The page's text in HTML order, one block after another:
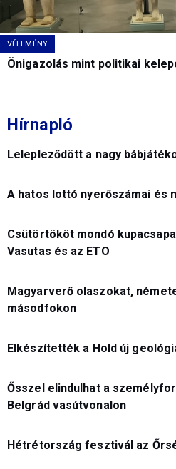
VÉLEMÉNY
Önigazolás mint politikai
Hírnapló
Lelepleződött a nagy
A hatos lottó nyerőszámai és
Csütörtököt mondó
Vasutas és az ETO
Magyarverő olaszokat,
másodfokon
Elkészítették a Hold új
Ősszel elindulhat a
Belgrád vasútvonalon
Hétrétország fesztivál az